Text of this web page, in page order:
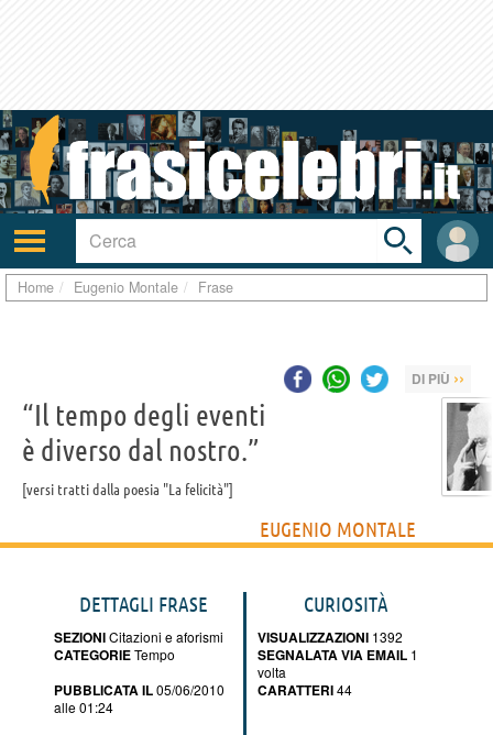
Attiva/disattiva
navigazione
User
area
Toggle
search
bar
Home Eugenio Montale Frase
DI PIÙ ››
“Il tempo degli eventi
è diverso dal nostro.”
versi tratti dalla poesia "La felicità"
EUGENIO MONTALE
DETTAGLI FRASE
SEZIONICitazioni e aforismi
CATEGORIETempo
PUBBLICATA IL05/06/2010
alle 01:24
CURIOSITÀ
VISUALIZZAZIONI 1392
SEGNALATA VIA EMAIL 1
volta
CARATTERI44